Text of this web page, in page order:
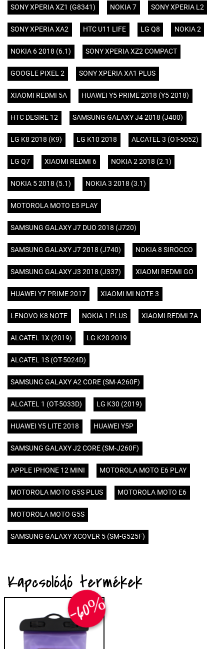
SONY XPERIA XZ1 (G8341) NOKIA 7 SONY XPERIA L2
SONY XPERIA XA2 HTC U11 LIFE LG Q8 NOKIA 2
NOKIA 6 2018 (6.1) SONY XPERIA XZ2 COMPACT
GOOGLE PIXEL 2 SONY XPERIA XA1 PLUS
XIAOMI REDMI 5A HUAWEI Y5 PRIME 2018 (Y5 2018)
HTC DESIRE 12 SAMSUNG GALAXY J4 2018 (J400)
LG K8 2018 (K9) LG K10 2018 ALCATEL 3 (OT-5052)
LG Q7 XIAOMI REDMI 6 NOKIA 2 2018 (2.1)
NOKIA 5 2018 (5.1) NOKIA 3 2018 (3.1)
MOTOROLA MOTO E5 PLAY
SAMSUNG GALAXY J7 DUO 2018 (J720)
SAMSUNG GALAXY J7 2018 (J740) NOKIA 8 SIROCCO
SAMSUNG GALAXY J3 2018 (J337) XIAOMI REDMI GO
HUAWEI Y7 PRIME 2017 XIAOMI MI NOTE 3
LENOVO K8 NOTE NOKIA 1 PLUS XIAOMI REDMI 7A
ALCATEL 1X (2019) LG K20 2019
ALCATEL 1S (OT-5024D)
SAMSUNG GALAXY A2 CORE (SM-A260F)
ALCATEL 1 (OT-5033D) LG K30 (2019)
HUAWEI Y5 LITE 2018 HUAWEI Y5P
SAMSUNG GALAXY J2 CORE (SM-J260F)
APPLE IPHONE 12 MINI MOTOROLA MOTO E6 PLAY
MOTOROLA MOTO G5S PLUS MOTOROLA MOTO E6
MOTOROLA MOTO G5S
SAMSUNG GALAXY XCOVER 5 (SM-G525F)
Kapcsolódó termékek
-60%